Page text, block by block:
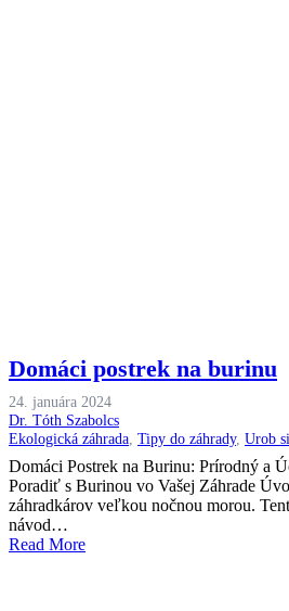
Domáci postrek na burinu
24. januára 2024
Dr. Tóth Szabolcs
Ekologická záhrada Tipy do záhrady, Urob
Domáci Postrek na Burinu: Prírodný a
Poradiť s Burinou vo Vašej Záhrade
záhradkárov veľkou nočnou morou.
návod…
Read More